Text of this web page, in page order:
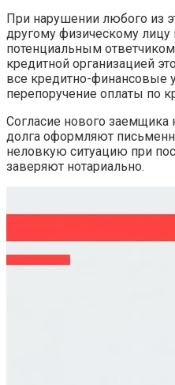
При нарушении любого из
другому физическому лицу
потенциальным
кредитной организацией
все кредитно-финансовые
перепоручение оплаты по
Согласие нового заемщика
долга оформляют
неловкую ситуацию при
заверяют нотариально.